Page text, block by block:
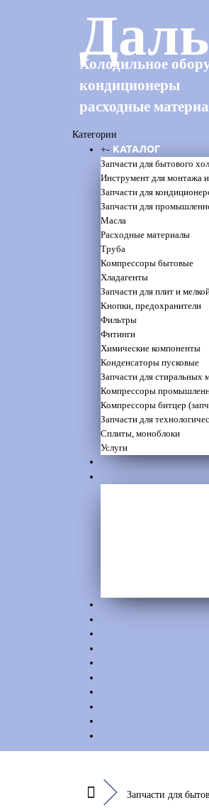
Холодильное
кондиционеры
расходные
Категории
+- КАТАЛОГ
Запчасти для бытового
Инструмент для монтажа
Запчасти для
Запчасти для
Масла
Расходные материалы
Труба
Компрессоры бытовые
Хладагенты
Запчасти для плит и
Кнопки, предохранители
Фильтры
Фитинги
Химические компоненты
Конденсаторы пусковые
Запчасти для стиральных
Компрессоры
Компрессоры битцер
Запчасти для
Сплиты, моноблоки
Услуги
Запчасти для